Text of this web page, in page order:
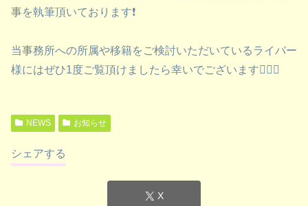
事を執筆頂いております❗
当事務所への所属や移籍をご検討いただいているライバー
様にはぜひ1度ご覧頂けましたら幸いでございます🙇‍♂️✨
NEWS お知らせ
シェアする
X